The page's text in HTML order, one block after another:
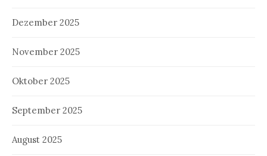
Dezember 2025
November 2025
Oktober 2025
September 2025
August 2025